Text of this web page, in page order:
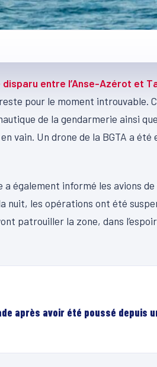
entre l’Anse-Azérot et
pour le moment introuvable.
de la gendarmerie ainsi
vain. Un drone de la BGTA a été
également informé les avions
nuit, les opérations ont été
patrouiller la zone, dans
après avoir été poussé depuis